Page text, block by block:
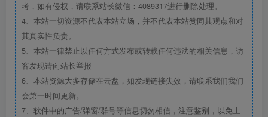
考，如有侵权，请联系站长微信：4089317进行删除处理。
4、本站一切资源不代表本站立场，并不代表本站赞同其观点和对
其真实性负责。
5、本站一律禁止以任何方式发布或转载任何违法的相关信息，访
客发现请向站长举报
6、本站资源大多存储在云盘，如发现链接失效，请联系我们我们
会第一时间更新。
7、软件中的广告/弹窗/群号等信息切勿相信，注意鉴别，以免上